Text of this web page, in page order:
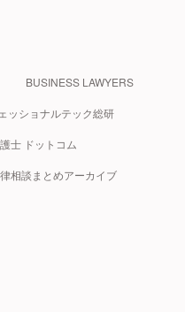
BUSINESS LAWYERS
ッショナルテック総研
士 ドットコム
相談まとめアーカイブ